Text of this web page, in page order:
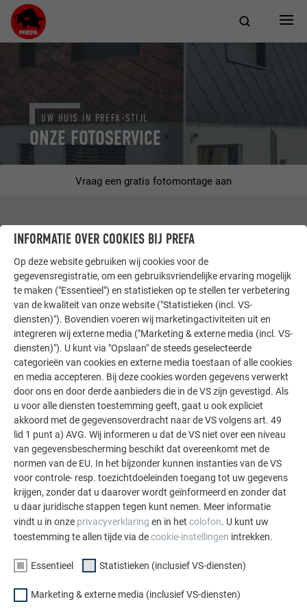
ONZE FOTOSERVICE
UW HUIS IN PREFA-STIJL
Vraag een gratis fotomontage aan
Wilt u zien hoe uw huis er met een PREFA-dak of -gevel
sturen u deze toe. Klik heel eenvoudig door de
verschillende stappen van onze fotoservice.
Bent u geïnteresseerd in een ...*
PREFA-DAK
PREFA-GEVEL
PREFA-DAK EN -GEVEL
AAN DE SLAG
FAMILIEBEDRIJF | PREFA
Duurzaamheid
WIJ HELPEN U
Dakdekkers bij u in de buurt
INFORMATIE OVER COOKIES BIJ PREFA
Op deze website gebruiken wij cookies voor de
gegevensregistratie, om een gebruiksvriendelijke ervaring mogelijk
te maken ("Essentieel") en statistieken op te stellen ter verbetering
van de kwaliteit van onze website ("Statistieken (incl. VS-
diensten)"). Bovendien voeren wij marketingactiviteiten uit en
integreren wij externe media ("Marketing & externe media (incl. VS-
diensten)"). U kunt via "Opslaan" de steeds geselecteerde
categorieën van cookies en externe media toestaan of alle cookies
en media accepteren. Bij deze cookies worden gegevens verwerkt
door ons en door derde aanbieders die in de VS zijn gevestigd. Als
u voor alle diensten toestemming geeft, gaat u ook expliciet
akkoord met de gegevensoverdracht naar de VS volgens art. 49
lid 1 punt a) AVG. Wij informeren u dat de VS niet over een niveau
van gegevensbescherming beschikt dat overeenkomt met de
normen van de EU. In het bijzonder kunnen instanties van de VS
voor controle- resp. toezichtdoeleinden toegang tot uw gegevens
krijgen, zonder dat u daarover wordt geïnformeerd en zonder dat
u daar juridische stappen tegen kunt nemen. Meer informatie
vindt u in onze privacyverklaring en in het colofon. U kunt uw
toestemming te allen tijde via decookie-instellingen intrekken.
Essentieel Statistieken (inclusief VS-diensten)
Marketing & externe media (inclusief VS-diensten)